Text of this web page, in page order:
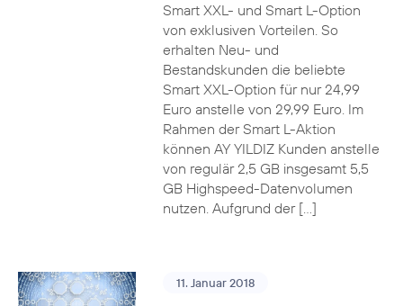
Smart XXL- und Smart L-Option
von exklusiven Vorteilen. So
erhalten Neu- und
Bestandskunden die beliebte
Smart XXL-Option für nur 24,99
Euro anstelle von 29,99 Euro. Im
Rahmen der Smart L-Aktion
können AY YILDIZ Kunden anstelle
von regulär 2,5 GB insgesamt 5,5
GB Highspeed-Datenvolumen
nutzen. Aufgrund der […]
11. Januar 2018